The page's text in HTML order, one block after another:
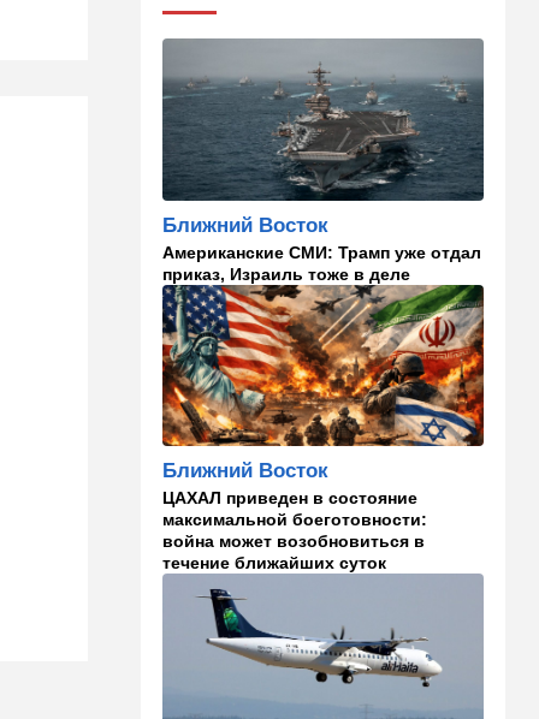
Стоп Израилю, стоп
Америке: в Иране готовят
законопроект по Ормузу
07:20 Технологии
Прощай, Nvidia? Маск
запускает гигантскую
фабрику компьютерного
"железа"
06:40 Туризм
Какие авиакомпании
возвращаются в Израиль, а
кто снова отменил рейсы
05:00 Транспорт
Кто лучше - "китайцы",
"корейцы" или "японцы"?
01:32 Израиль
Погода в Израиле на
пятницу, 7 августа
00:33 Израиль
12 канал: план смены власти
в Иране провалился, и
Роман Гофман меняет людей
Ближний Восток
Американские СМИ: Трамп уже отдал
приказ, Израиль тоже в деле
Ближний Восток
ЦАХАЛ приведен в состояние
максимальной боеготовности:
война может возобновиться в
течение ближайших суток